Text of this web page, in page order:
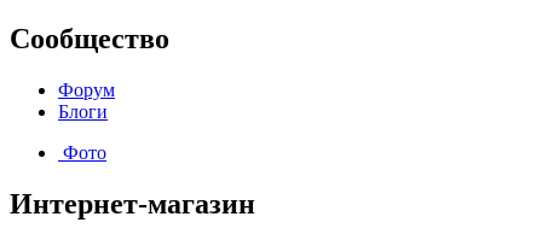
Сообщество
Форум
Блоги
Фото
Интернет-магазин